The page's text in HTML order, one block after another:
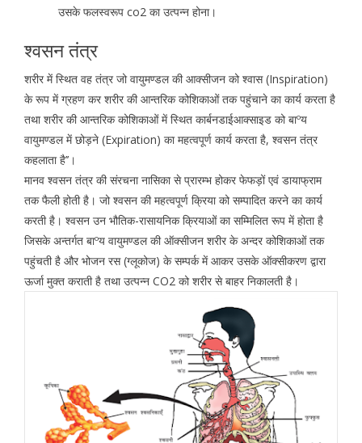
उसके फलस्वरूप co2 का उत्पन्न होना।
श्वसन तंत्र
शरीर में स्थित वह तंत्र जो वायुमण्डल की आक्सीजन को श्वास (Inspiration)
के रूप में ग्रहण कर शरीर की आन्तरिक कोशिकाओं तक पहुंचाने का कार्य करता है
तथा शरीर की आन्तरिक कोशिकाओं में स्थित कार्बनडाईआक्साइड को बाºय
वायुमण्डल में छोड़ने (Expiration) का महत्वपूर्ण कार्य करता है, श्वसन तंत्र
कहलाता है’’।
मानव श्वसन तंत्र की संरचना नासिका से प्रारम्भ होकर फेफड़ों एवं डायाफ्राम
तक फैली होती है। जो श्वसन की महत्वपूर्ण क्रिया को सम्पादित करने का कार्य
करती है। श्वसन उन भौतिक-रासायनिक क्रियाओं का सम्मिलित रूप में होता है
जिसके अन्तर्गत बाºय वायुमण्डल की ऑक्सीजन शरीर के अन्दर कोशिकाओं तक
पहुंचती है और भोजन रस (ग्लूकोज) के सम्पर्क में आकर उसके ऑक्सीकरण द्वारा
ऊर्जा मुक्त कराती है तथा उत्पन्न CO2 को शरीर से बाहर निकालती है।